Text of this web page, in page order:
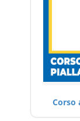
Corso